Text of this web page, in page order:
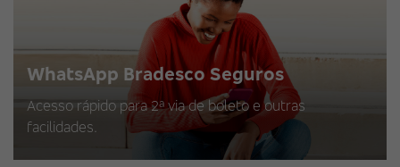
WhatsApp Bradesco Seguros
Acesso rápido para 2ª via de boleto e outras
facilidades.